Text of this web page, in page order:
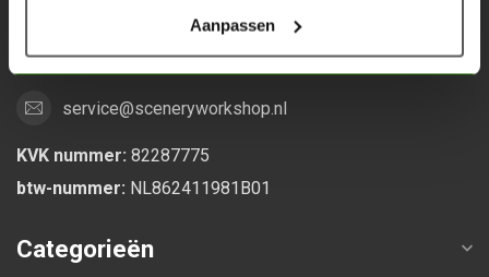
Aanpassen
service@sceneryworkshop.nl
KVK nummer: 82287775
btw-nummer: NL862411981B01
Categorieën